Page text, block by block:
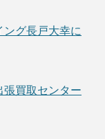
グ長戸大幸に
張買取センター